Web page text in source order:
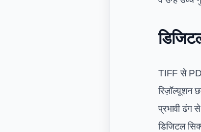
TIFF से
रिज़ॉल्यूशन
प्रभावी ढंग
डिजिटल